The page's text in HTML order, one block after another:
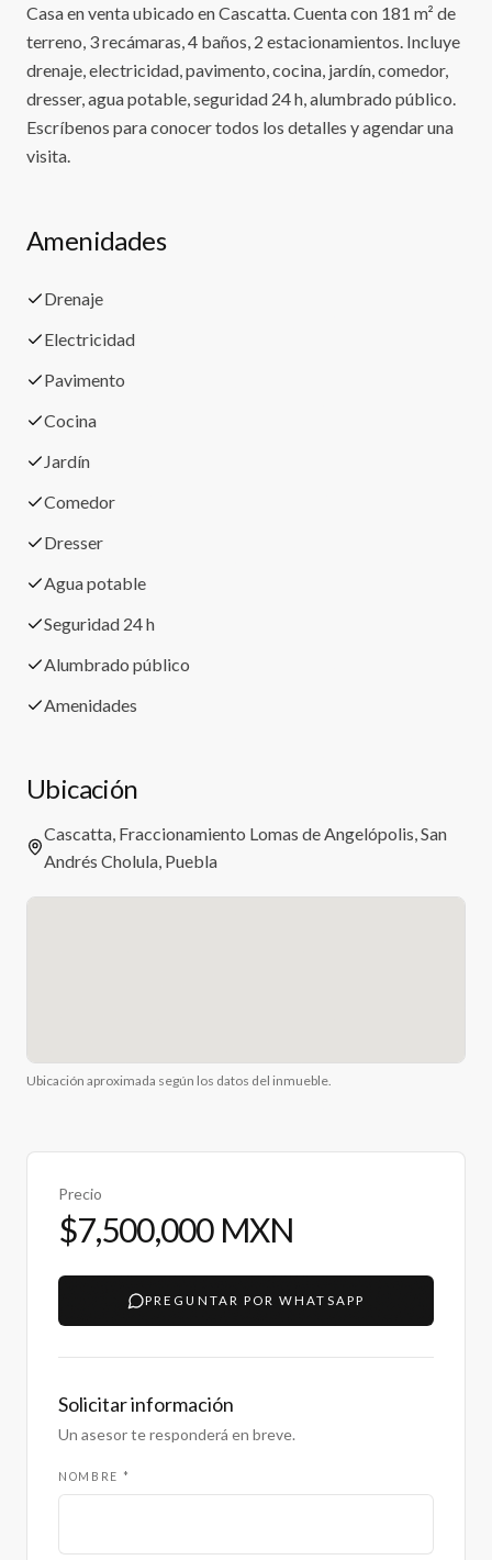
Casa en venta ubicado en Cascatta. Cuenta con 181 m² de
terreno, 3 recámaras, 4 baños, 2 estacionamientos. Incluye
drenaje, electricidad, pavimento, cocina, jardín, comedor,
dresser, agua potable, seguridad 24 h, alumbrado público.
Escríbenos para conocer todos los detalles y agendar una
visita.
Amenidades
Drenaje
Electricidad
Pavimento
Cocina
Jardín
Comedor
Dresser
Agua potable
Seguridad 24 h
Alumbrado público
Amenidades
Ubicación
Cascatta, Fraccionamiento Lomas de Angelópolis, San
Andrés Cholula, Puebla
Ubicación aproximada según los datos del inmueble.
Precio
$7,500,000 MXN
PREGUNTAR POR WHATSAPP
Solicitar información
Un asesor te responderá en breve.
NOMBRE *